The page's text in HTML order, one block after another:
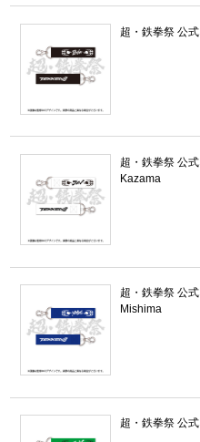
超・鉄拳祭 公
超・鉄拳祭 公
Kazama
超・鉄拳祭 公
Mishima
超・鉄拳祭 公